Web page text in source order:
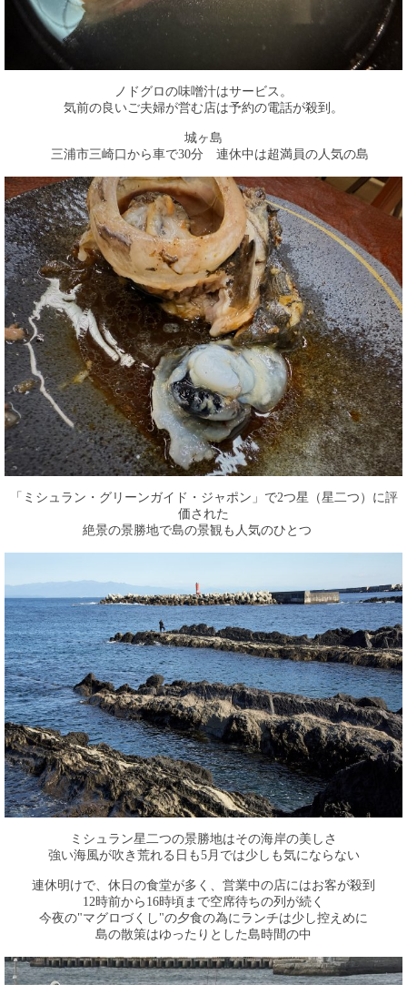
ノドグロの味噌汁はサービス。
気前の良いご夫婦が営む店は予約の電話が殺到。
城ヶ島
三浦市三崎口から車で30分 連休中は超満員の人気の島
「ミシュラン・グリーンガイド・ジャポン」で2つ星（星二つ）に評
価された
絶景の景勝地で島の景観も人気のひとつ
ミシュラン星二つの景勝地はその海岸の美しさ
強い海風が吹き荒れる日も5月では少しも気にならない
連休明けで、休日の食堂が多く、営業中の店にはお客が殺到
12時前から16時頃まで空席待ちの列が続く
今夜の"マグロづくし"の夕食の為にランチは少し控えめに
島の散策はゆったりとした島時間の中